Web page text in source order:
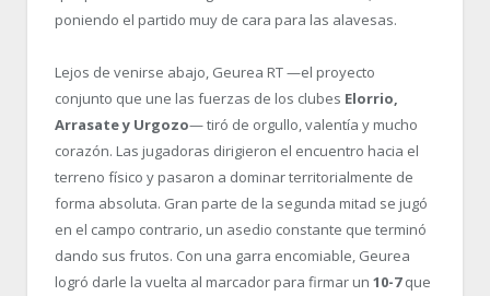
poniendo el partido muy de cara para las alavesas.
Lejos de venirse abajo, Geurea RT —el proyecto
conjunto que une las fuerzas de los clubes Elorrio,
Arrasate y Urgozo— tiró de orgullo, valentía y mucho
corazón. Las jugadoras dirigieron el encuentro hacia el
terreno físico y pasaron a dominar territorialmente de
forma absoluta. Gran parte de la segunda mitad se jugó
en el campo contrario, un asedio constante que terminó
dando sus frutos. Con una garra encomiable, Geurea
logró darle la vuelta al marcador para firmar un 10-7que